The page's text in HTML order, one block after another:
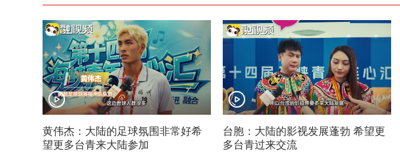
黄伟杰：大陆的足球氛围非常好希
望更多台青来大陆参加
台胞：大陆的影视发展蓬勃 希望更
多台青过来交流